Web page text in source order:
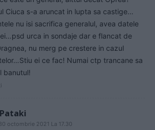
Ciuca s-a aruncat in lupta sa castige…
nu isi sacrifica generalul, avea datele
urca in sondaje dar e flancat de
nu merg pe crestere in cazul
ei ce fac! Numai ctp trancane sa
banutul!
octombrie 2021 La 17.30